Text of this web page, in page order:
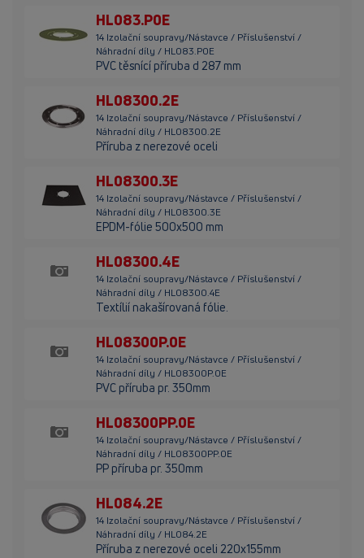
HL083.P0E
14 Izolační soupravy/Nástavce / Příslušenství /
Náhradní díly / HL083.P0E
PVC těsnící příruba d 287 mm
HL08300.2E
14 Izolační soupravy/Nástavce / Příslušenství /
Náhradní díly / HL08300.2E
Příruba z nerezové oceli
HL08300.3E
14 Izolační soupravy/Nástavce / Příslušenství /
Náhradní díly / HL08300.3E
EPDM-fólie 500x500 mm
HL08300.4E
14 Izolační soupravy/Nástavce / Příslušenství /
Náhradní díly / HL08300.4E
Textílií nakašírovaná fólie.
HL08300P.0E
14 Izolační soupravy/Nástavce / Příslušenství /
Náhradní díly / HL08300P.0E
PVC příruba pr. 350mm
HL08300PP.0E
14 Izolační soupravy/Nástavce / Příslušenství /
Náhradní díly / HL08300PP.0E
PP příruba pr. 350mm
HL084.2E
14 Izolační soupravy/Nástavce / Příslušenství /
Náhradní díly / HL084.2E
Příruba z nerezové oceli 220x155mm